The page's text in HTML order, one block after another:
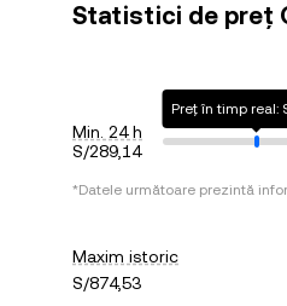
Statistici de preț
Min. 24 h
S/289,14
Preț în timp real:
*Datele următoare prezintă
Maxim istoric
S/874,53